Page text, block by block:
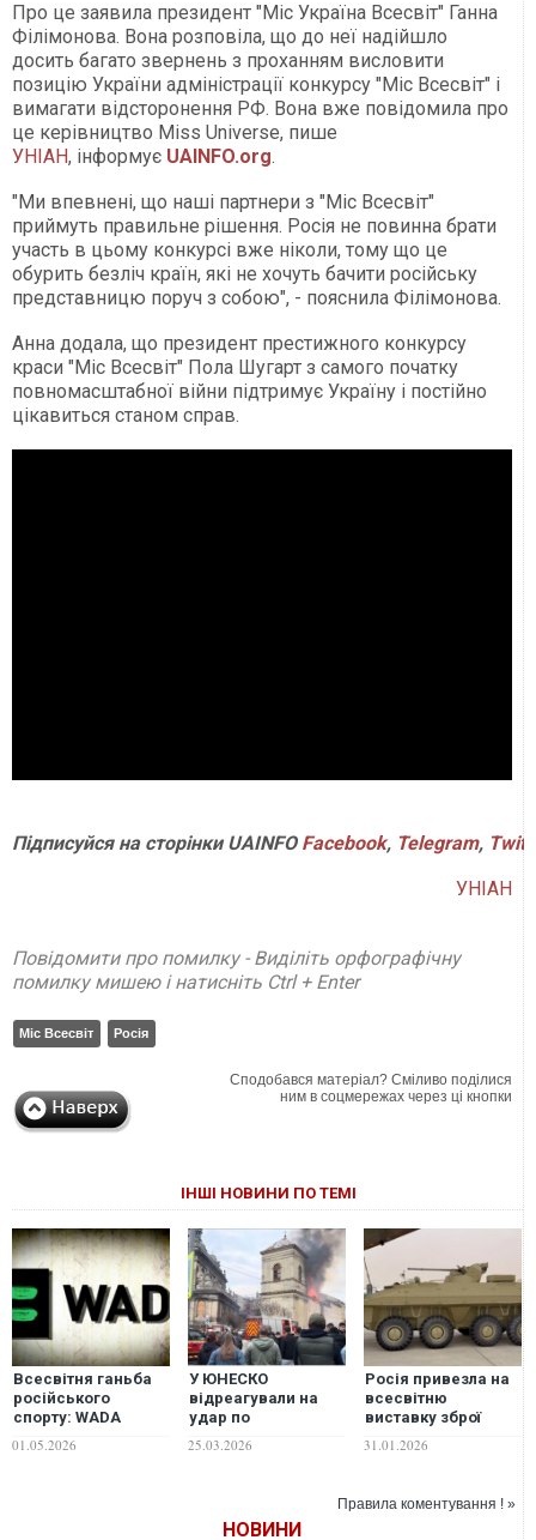
Про це заявила президент "Міс Україна Всесвіт" Ганна
Філімонова. Вона розповіла, що до неї надійшло
досить багато звернень з проханням висловити
позицію України адміністрації конкурсу "Міс Всесвіт" і
вимагати відсторонення РФ. Вона вже повідомила про
це керівництво Miss Universe, пише
УНІАН, інформує UAINFO.org.
"Ми впевнені, що наші партнери з "Міс Всесвіт"
приймуть правильне рішення. Росія не повинна брати
участь в цьому конкурсі вже ніколи, тому що це
обурить безліч країн, які не хочуть бачити російську
представницю поруч з собою", - пояснила Філімонова.
Анна додала, що президент престижного конкурсу
краси "Міс Всесвіт" Пола Шугарт з самого початку
повномасштабної війни підтримує Україну і постійно
цікавиться станом справ.
Підписуйся на сторінки UAINFO Facebook, Telegram,
УНІАН
Повідомити про помилку - Виділіть орфографічну
помилку мишею і натисніть Ctrl + Enter
Міс Всесвіт Росія
Сподобався матеріал? Сміливо поділися
ним в соцмережах через ці кнопки
ІНШІ НОВИНИ ПО ТЕМІ
Всесвітня ганьба
російського
спорту: WADA
допінг-санкцій
01.05.2026
У ЮНЕСКО
відреагували на
удар по
монастирю у
спадщини
25.03.2026
Росія привезла на
всесвітню
виставку зброї
що давно застарів,
31.01.2026
Правила коментування ! »
НОВИНИ